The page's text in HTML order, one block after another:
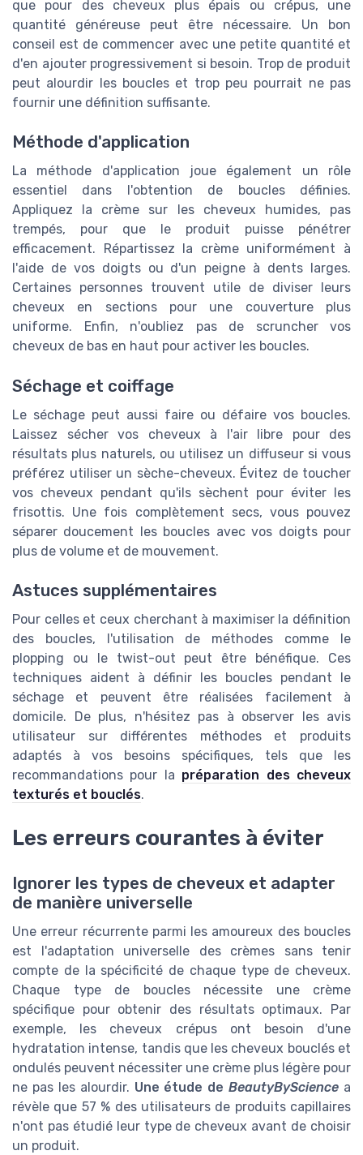
que pour des cheveux plus épais ou crépus, une
quantité généreuse peut être nécessaire. Un bon
conseil est de commencer avec une petite quantité et
d'en ajouter progressivement si besoin. Trop de produit
peut alourdir les boucles et trop peu pourrait ne pas
fournir une définition suffisante.
Méthode d'application
La méthode d'application joue également un rôle
essentiel dans l'obtention de boucles définies.
Appliquez la crème sur les cheveux humides, pas
trempés, pour que le produit puisse pénétrer
efficacement. Répartissez la crème uniformément à
l'aide de vos doigts ou d'un peigne à dents larges.
Certaines personnes trouvent utile de diviser leurs
cheveux en sections pour une couverture plus
uniforme. Enfin, n'oubliez pas de scruncher vos
cheveux de bas en haut pour activer les boucles.
Séchage et coiffage
Le séchage peut aussi faire ou défaire vos boucles.
Laissez sécher vos cheveux à l'air libre pour des
résultats plus naturels, ou utilisez un diffuseur si vous
préférez utiliser un sèche-cheveux. Évitez de toucher
vos cheveux pendant qu'ils sèchent pour éviter les
frisottis. Une fois complètement secs, vous pouvez
séparer doucement les boucles avec vos doigts pour
plus de volume et de mouvement.
Astuces supplémentaires
Pour celles et ceux cherchant à maximiser la définition
des boucles, l'utilisation de méthodes comme le
plopping ou le twist-out peut être bénéfique. Ces
techniques aident à définir les boucles pendant le
séchage et peuvent être réalisées facilement à
domicile. De plus, n'hésitez pas à observer les avis
utilisateur sur différentes méthodes et produits
adaptés à vos besoins spécifiques, tels que les
recommandations pour la préparation des cheveux
texturés et bouclés.
Les erreurs courantes à éviter
Ignorer les types de cheveux et adapter
de manière universelle
Une erreur récurrente parmi les amoureux des boucles
est l'adaptation universelle des crèmes sans tenir
compte de la spécificité de chaque type de cheveux.
Chaque type de boucles nécessite une crème
spécifique pour obtenir des résultats optimaux. Par
exemple, les cheveux crépus ont besoin d'une
hydratation intense, tandis que les cheveux bouclés et
ondulés peuvent nécessiter une crème plus légère pour
ne pas les alourdir. Une étude deBeautyByScience a
révèle que 57 % des utilisateurs de produits capillaires
n'ont pas étudié leur type de cheveux avant de choisir
un produit.